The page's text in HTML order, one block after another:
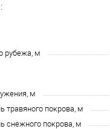
рубежа, м
м
травяного покрова, м
снежного покрова, м